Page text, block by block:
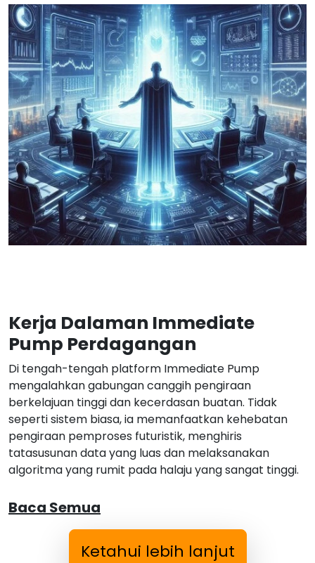
Kerja Dalaman Immediate
Pump Perdagangan
Di tengah-tengah platform Immediate Pump
mengalahkan gabungan canggih pengiraan
berkelajuan tinggi dan kecerdasan buatan. Tidak
seperti sistem biasa, ia memanfaatkan kehebatan
pengiraan pemproses futuristik, menghiris
tatasusunan data yang luas dan melaksanakan
algoritma yang rumit pada halaju yang sangat tinggi.
Baca Semua
Ketahui lebih lanjut